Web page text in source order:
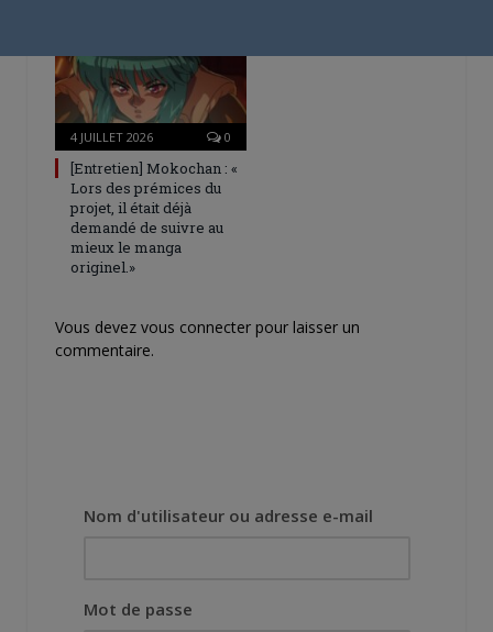
4 JUILLET 2026 0
[Entretien] Mokochan : «
Lors des prémices du
projet, il était déjà
demandé de suivre au
mieux le manga
originel.»
Vous devez vous connecter pour laisser un
commentaire.
Nom d'utilisateur ou adresse e-mail
Mot de passe